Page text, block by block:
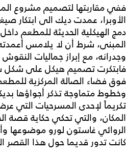
ففي مقاربتها لتصميم مشروع
الأوبرا، عمدت ديك الى ابتكار
دمج الهيكلية الحديثة للمطعم
المبنى، شرط أن لا يلامس
وجدرانه، مع إبراز جماليات
فابتكرت تصميم هيكل على شكل
فوق فضاء الصالة المركزية
وخطوط متماوجة تذكر أجواؤها
تكريماً لإحدى المسرحيات
المكان، والتي تحكي حكاية قصة
الروائي غاستون لورو موضوعها
كانت تدور قديما حول هذا القصر